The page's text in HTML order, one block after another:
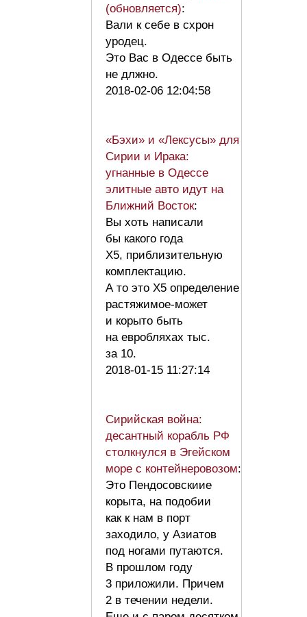
(обновляется):
Вали к себе в схрон
уродец.
Это Вас в Одессе быть
не длжно.
2018-02-06 12:04:58
«Бэхи» и «Лексусы» для
Сирии и Ирака:
угнанные в Одессе
элитные авто идут на
Ближний Восток:
Вы хоть написали
бы какого года
X5, приблизительную
комплектацию.
А то это X5 определение
растяжимое-может
и корыто быть
на евробляхах тыс.
за 10.
2018-01-15 11:27:14
Сирийская война:
десантный корабль РФ
столкнулся в Эгейском
море с контейнеровозом:
Это Пендосовскиие
корыта, на подобии
как к нам в порт
заходило, у Азиатов
под ногами путаются.
В прошлом году
3 приложили. Причем
2 в течении недели.